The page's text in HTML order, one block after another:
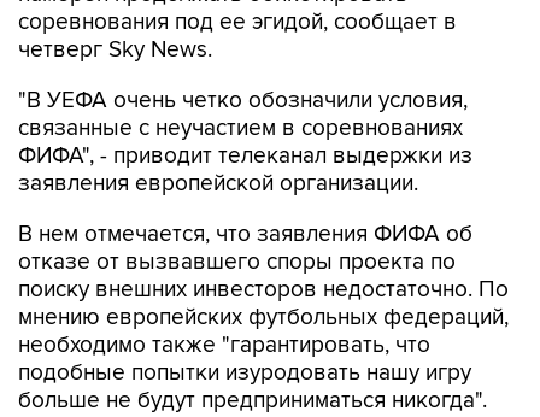
соревнования под ее эгидой, сообщает в
четверг Sky News.
"В УЕФА очень четко обозначили условия,
связанные с неучастием в соревнованиях
ФИФА", - приводит телеканал выдержки из
заявления европейской организации.
В нем отмечается, что заявления ФИФА об
отказе от вызвавшего споры проекта по
поиску внешних инвесторов недостаточно. По
мнению европейских футбольных федераций,
необходимо также "гарантировать, что
подобные попытки изуродовать нашу игру
больше не будут предприниматься никогда".